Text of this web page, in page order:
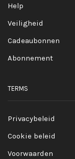
Help
Veiligheid
Cadeaubonnen
Abonnement
TERMS
Privacybeleid
Cookie beleid
Voorwaarden